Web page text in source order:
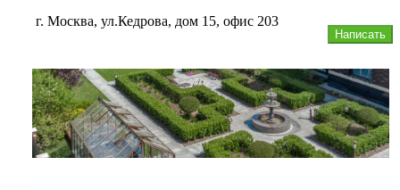
Написать
г. Москва, ул.Кедрова, дом 15, офис 203